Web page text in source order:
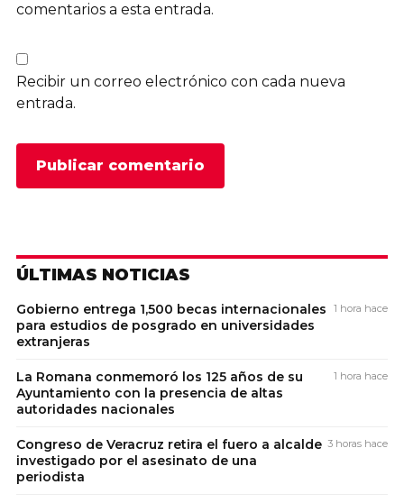
comentarios a esta entrada.
Recibir un correo electrónico con cada nueva
entrada.
ÚLTIMAS NOTICIAS
Gobierno entrega 1,500 becas internacionales
para estudios de posgrado en universidades
extranjeras
1 hora hace
La Romana conmemoró los 125 años de su
Ayuntamiento con la presencia de altas
autoridades nacionales
1 hora hace
Congreso de Veracruz retira el fuero a alcalde
investigado por el asesinato de una
periodista
3 horas hace